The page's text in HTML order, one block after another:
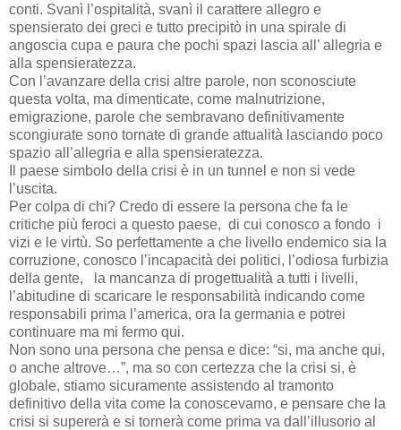
conti. Svanì l’ospitalità, svanì il carattere allegro e
spensierato dei greci e tutto precipitò in una spirale di
angoscia cupa e paura che pochi spazi lascia all’ allegria e
alla spensieratezza.
Con l’avanzare della crisi altre parole, non sconosciute
questa volta, ma dimenticate, come malnutrizione,
emigrazione, parole che sembravano definitivamente
scongiurate sono tornate di grande attualità lasciando poco
spazio all’allegria e alla spensieratezza.
Il paese simbolo della crisi è in un tunnel e non si vede
l’uscita.
Per colpa di chi? Credo di essere la persona che fa le
critiche più feroci a questo paese, di cui conosco a fondo i
vizi e le virtù. So perfettamente a che livello endemico sia la
corruzione, conosco l’incapacità dei politici, l’odiosa furbizia
della gente, la mancanza di progettualità a tutti i livelli,
l’abitudine di scaricare le responsabilità indicando come
responsabili prima l’america, ora la germania e potrei
continuare ma mi fermo qui.
Non sono una persona che pensa e dice: “si, ma anche qui,
o anche altrove…”, ma so con certezza che la crisi si, è
globale, stiamo sicuramente assistendo al tramonto
definitivo della vita come la conoscevamo, e pensare che la
crisi si supererà e si tornerà come prima va dall’illusorio al